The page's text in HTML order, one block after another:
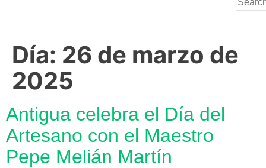
Día: 26 de marzo de
2025
Antigua celebra el Día del
Artesano con el Maestro
Pepe Melián Martín